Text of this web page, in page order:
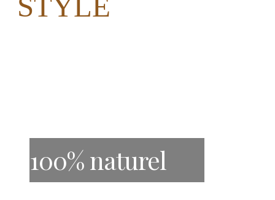
100% naturel